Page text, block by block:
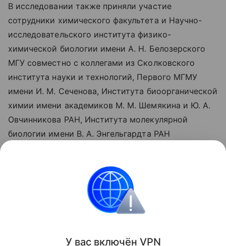
В исследовании также приняли участие
сотрудники химического факультета и Научно-
исследовательского института физико-
химической биологии имени А. Н. Белозерского
МГУ совместно с коллегами из Сколковского
института науки и технологий, Первого МГМУ
имени И. М. Сеченова, Института биоорганической
химии имени академиков М. М. Шемякина и Ю. А.
Овчинникова РАН, Института молекулярной
биологии имени В. А. Энгельгардта РАН
в журнале Autophagy.
Поделиться
У вас включён VPN